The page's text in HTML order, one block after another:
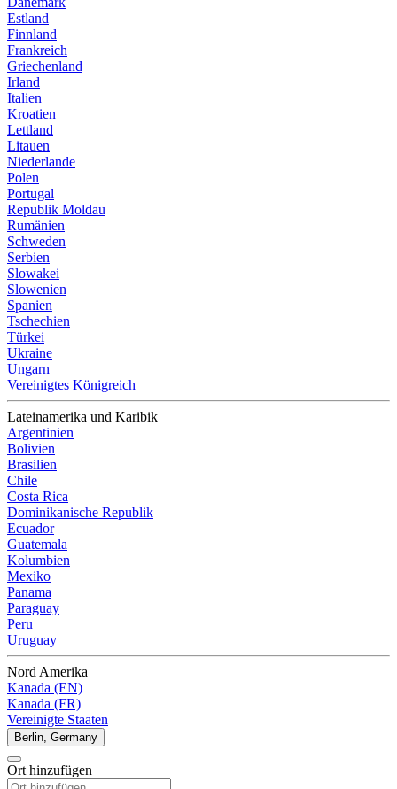
Estland
Finnland
Frankreich
Griechenland
Irland
Italien
Kroatien
Lettland
Litauen
Niederlande
Polen
Portugal
Republik Moldau
Rumänien
Schweden
Serbien
Slowakei
Slowenien
Spanien
Tschechien
Türkei
Ukraine
Ungarn
Vereinigtes Königreich
Lateinamerika und Karibik
Argentinien
Bolivien
Brasilien
Chile
Costa Rica
Dominikanische Republik
Ecuador
Guatemala
Kolumbien
Mexiko
Panama
Paraguay
Peru
Uruguay
Nord Amerika
Kanada (EN)
Kanada (FR)
Vereinigte Staaten
Berlin, Germany
Ort hinzufügen